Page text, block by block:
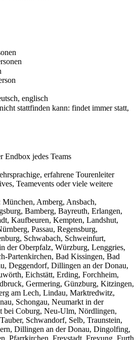
englisch
stattfinden kann: findet immer statt,
Endbox jedes Teams
erfahrene Tourenleiter
Teamevents oder viele weitere
München, Amberg, Ansbach,
Bamberg, Bayreuth, Erlangen,
Kaufbeuren, Kempten, Landshut,
Passau, Regensburg,
Schwabach, Schweinfurt,
der Oberpfalz, Würzburg, Lenggries,
Partenkirchen, Bad Kissingen, Bad
Deggendorf, Dillingen an der Donau,
Eichstätt, Erding, Forchheim,
Germering, Günzburg, Kitzingen,
am Lech, Lindau, Marktredwitz,
Schongau, Neumarkt in der
bei Coburg, Neu-Ulm, Nördlingen,
Schwandorf, Selb, Traunstein,
Dillingen an der Donau, Dingolfing,